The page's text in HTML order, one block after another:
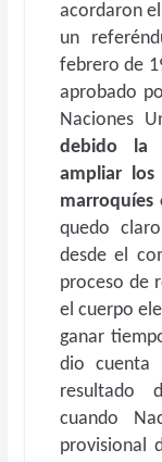
acordaron
un
febrero de
aprobado
Naciones
debido la
ampliar los
marroquíes
quedo
desde el
proceso de
el cuerpo
ganar
dio cuenta
resultado
cuando
provisional